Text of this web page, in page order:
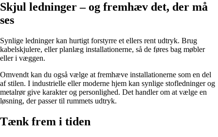
Skjul ledninger – og fremhæv det, der må
ses
Synlige ledninger kan hurtigt forstyrre et ellers rent udtryk. Brug
kabelskjulere, eller planlæg installationerne, så de føres bag møbler
eller i væggen.
Omvendt kan du også vælge at fremhæve installationerne som en del
af stilen. I industrielle eller moderne hjem kan synlige stofledninger og
metalrør give karakter og personlighed. Det handler om at vælge en
løsning, der passer til rummets udtryk.
Tænk frem i tiden